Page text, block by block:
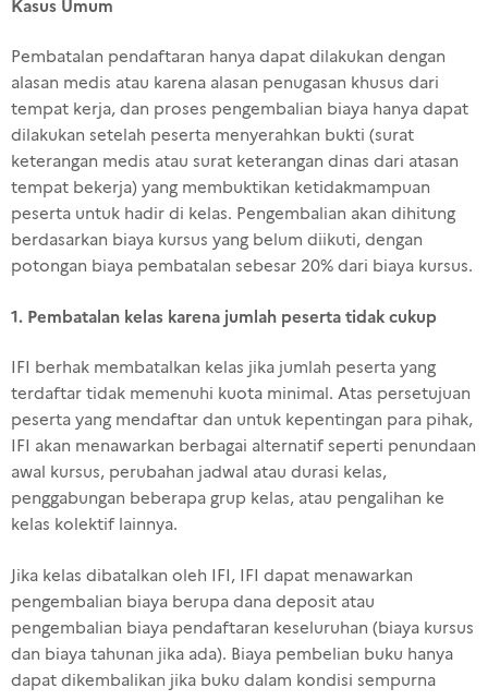
Kasus Umum
Pembatalan pendaftaran hanya dapat dilakukan dengan
alasan medis atau karena alasan penugasan khusus dari
tempat kerja, dan proses pengembalian biaya hanya dapat
dilakukan setelah peserta menyerahkan bukti (surat
keterangan medis atau surat keterangan dinas dari atasan
tempat bekerja) yang membuktikan ketidakmampuan
peserta untuk hadir di kelas. Pengembalian akan dihitung
berdasarkan biaya kursus yang belum diikuti, dengan
potongan biaya pembatalan sebesar 20% dari biaya kursus.
1. Pembatalan kelas karena jumlah peserta tidak cukup
IFI berhak membatalkan kelas jika jumlah peserta yang
terdaftar tidak memenuhi kuota minimal. Atas persetujuan
peserta yang mendaftar dan untuk kepentingan para pihak,
IFI akan menawarkan berbagai alternatif seperti penundaan
awal kursus, perubahan jadwal atau durasi kelas,
penggabungan beberapa grup kelas, atau pengalihan ke
kelas kolektif lainnya.
Jika kelas dibatalkan oleh IFI, IFI dapat menawarkan
pengembalian biaya berupa dana deposit atau
pengembalian biaya pendaftaran keseluruhan (biaya kursus
dan biaya tahunan jika ada). Biaya pembelian buku hanya
dapat dikembalikan jika buku dalam kondisi sempurna